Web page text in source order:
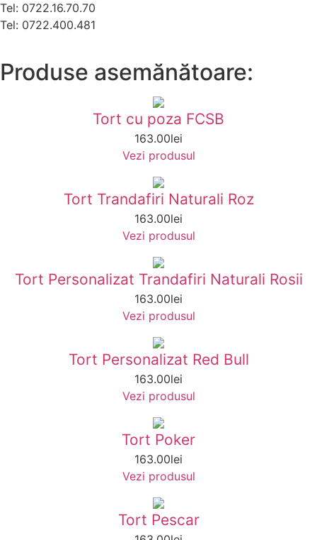
Tel: 0722.16.70.70
Tel: 0722.400.481
Produse asemănătoare:
Tort cu poza FCSB
163.00lei
Vezi produsul
Tort Trandafiri Naturali Roz
163.00lei
Vezi produsul
Tort Personalizat Trandafiri Naturali Rosii
163.00lei
Vezi produsul
Tort Personalizat Red Bull
163.00lei
Vezi produsul
Tort Poker
163.00lei
Vezi produsul
Tort Pescar